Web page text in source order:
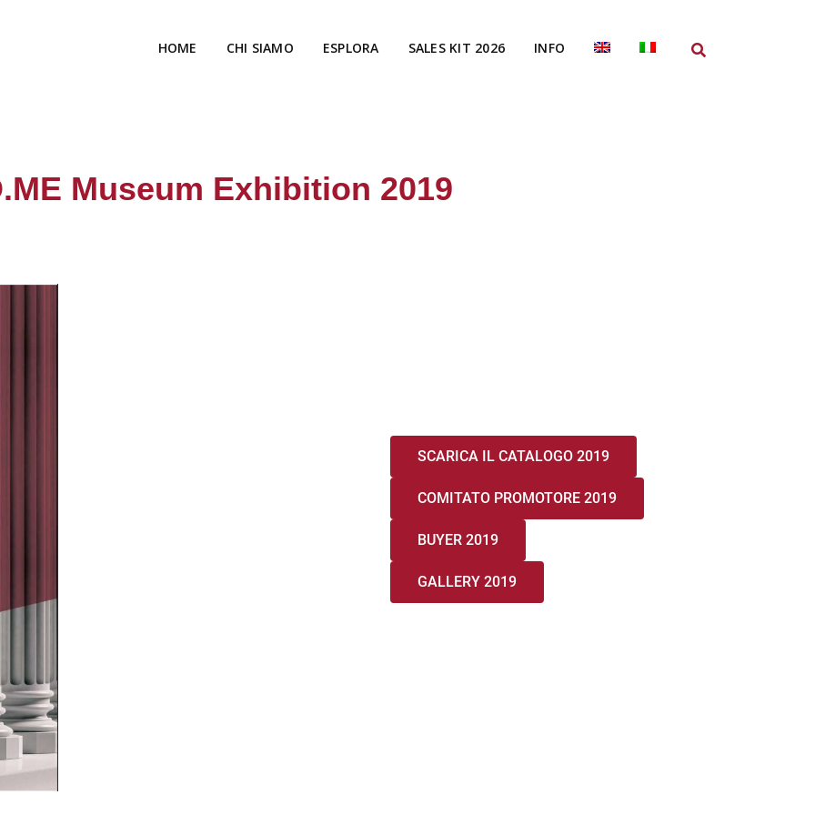
HOME CHI SIAMO ESPLORA SALES KIT 2026 INFO
Museum Exhibition 2019
SCARICA IL CATALOGO 2019
COMITATO PROMOTORE 2019
BUYER 2019
GALLERY 2019